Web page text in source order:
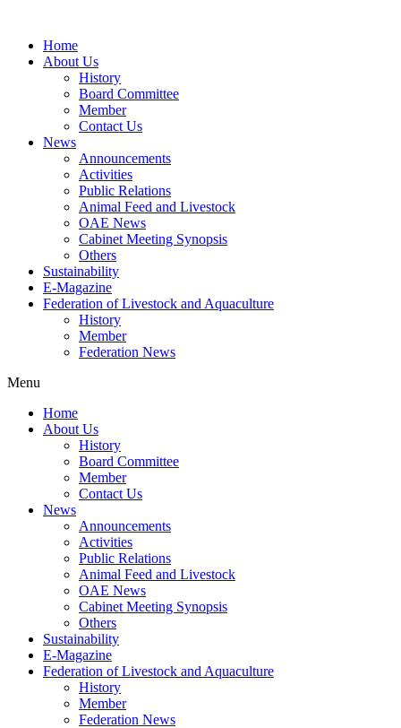
Home
About Us
History
Board Committee
Member
Contact Us
News
Announcements
Activities
Public Relations
Animal Feed and Livestock
OAE News
Cabinet Meeting Synopsis
Others
Sustainability
E-Magazine
Federation of Livestock and Aquaculture
History
Member
Federation News
Menu
Home
About Us
History
Board Committee
Member
Contact Us
News
Announcements
Activities
Public Relations
Animal Feed and Livestock
OAE News
Cabinet Meeting Synopsis
Others
Sustainability
E-Magazine
Federation of Livestock and Aquaculture
History
Member
Federation News